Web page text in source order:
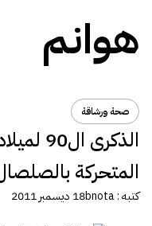
هوانم
صحة ورشاقة
الذكرى
المتحركة
كتبه :bnota18 ديسمبر 2011